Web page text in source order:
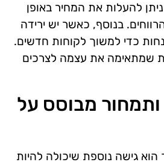
להעלות את המחיר באופן
בנוסף, כאשר יש ירידה
כדי למשוך לקוחות חדשים.
שמתאימה את עצמה לצרכים
ותמחור מבוסס על
גישה נוספת שיכולה להיות